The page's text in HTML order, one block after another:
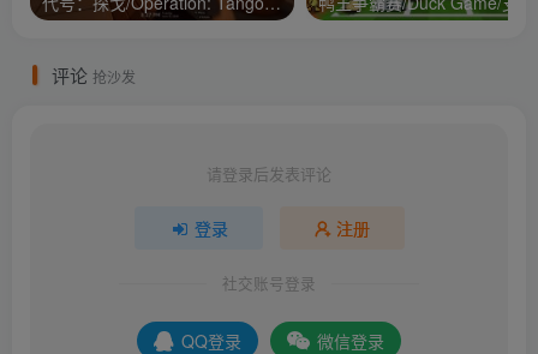
评论 抢沙发
请登录后发表评论
登录 注册
社交账号登录
QQ登录 微信登录